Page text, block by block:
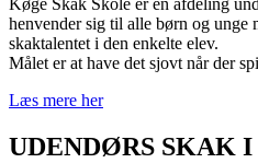
Køge Skak Skole er en afdeling
henvender sig til alle børn og unge
skaktalentet i den enkelte elev.
Målet er at have det sjovt når der
Læs mere her
UDENDØRS SKAK